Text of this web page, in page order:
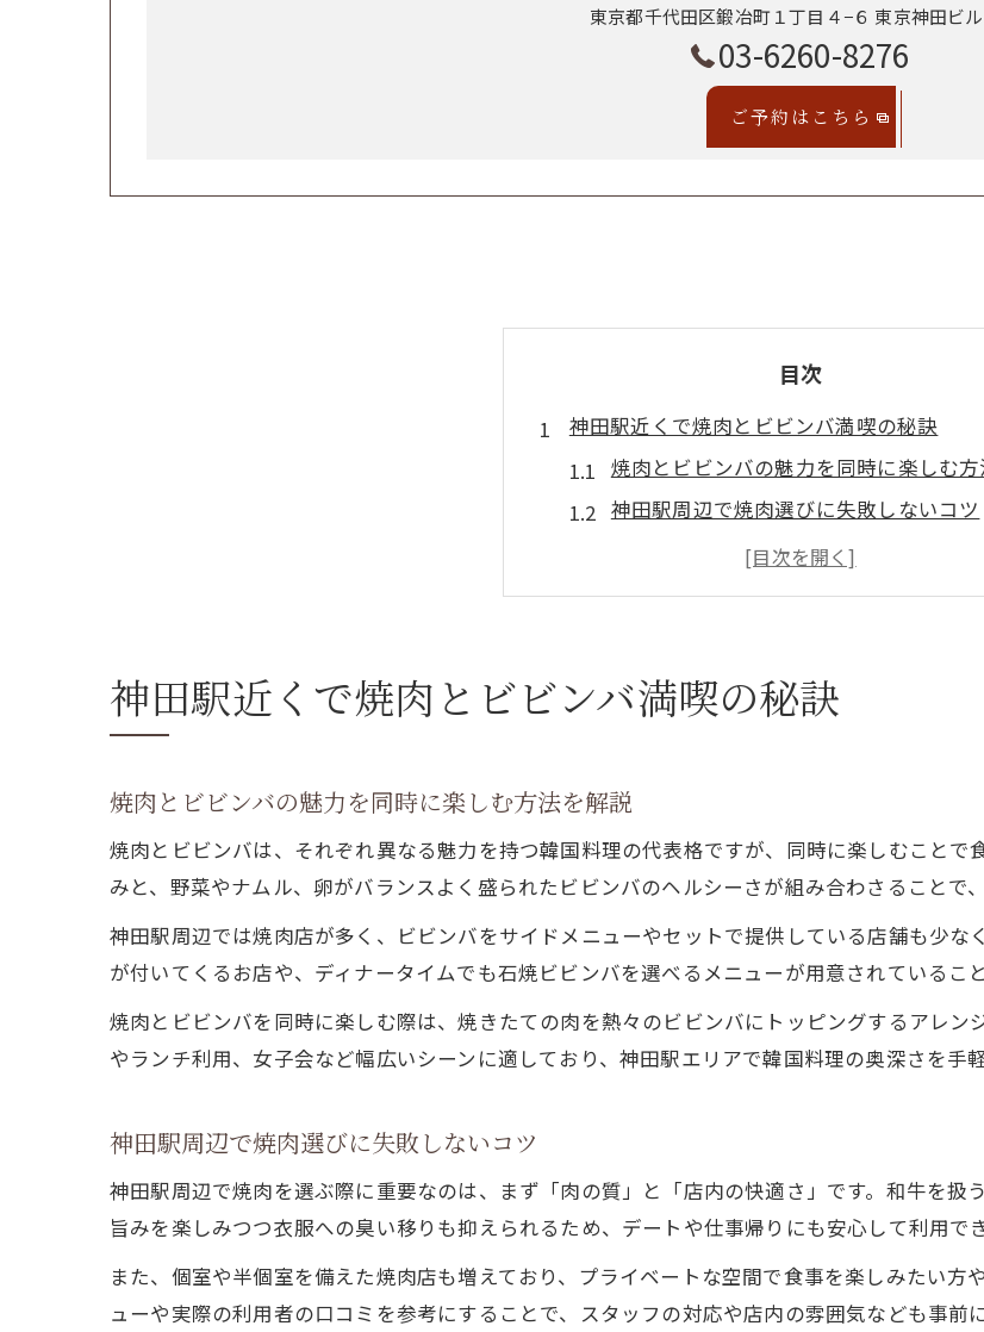
東京都千代田区鍛冶町１丁目４−６ 東京神田ビ
03-6260-8276
ご予約はこちら
目次
神田駅近くで焼肉とビビンバ満喫の秘訣
焼肉とビビンバの魅力を同時に楽しむ
神田駅周辺で焼肉選びに失敗しないコツ
ビビンバ付き焼肉で満足度を高めるポイ
焼肉店選びはアクセスと設備の快適さ
こだわり焼肉が誘う韓国料理の新体験
焼肉の本場感を味わえる韓国料理の奥深
神田駅で韓国料理と焼肉を同時に堪能す
焼肉通も納得の韓国料理アレンジレシ
焼肉の味を引き立てる韓国料理の組み
焼肉もビビンバも楽しむなら神田駅周辺へ
焼肉とビビンバを満喫できる店選びの
神田駅でランチもディナーも焼肉を堪能
焼肉ファン必見！神田駅のビビンバ事情
ランチもディナーも焼肉とビビンバで充実
焼肉ランチで手軽にビビンバを味わう
焼肉とビビンバが人気の秘密を徹底分析
神田駅近くで焼肉とビビンバ満喫の秘訣
焼肉とビビンバの魅力を同時に楽しむ方法を解説
焼肉とビビンバは、それぞれ異なる魅力を持つ韓国料理の代表格ですが、同時に楽しむことで
みと、野菜やナムル、卵がバランスよく盛られたビビンバのヘルシーさが組み合わさることで
神田駅周辺では焼肉店が多く、ビビンバをサイドメニューやセットで提供している店舗も少
が付いてくるお店や、ディナータイムでも石焼ビビンバを選べるメニューが用意されていること
焼肉とビビンバを同時に楽しむ際は、焼きたての肉を熱々のビビンバにトッピングするアレ
やランチ利用、女子会など幅広いシーンに適しており、神田駅エリアで韓国料理の奥深さを手
神田駅周辺で焼肉選びに失敗しないコツ
神田駅周辺で焼肉を選ぶ際に重要なのは、まず「肉の質」と「店内の快適さ」です。和牛を
旨みを楽しみつつ衣服への臭い移りも抑えられるため、デートや仕事帰りにも安心して利用でき
また、個室や半個室を備えた焼肉店も増えており、プライベートな空間で食事を楽しみたい
ューや実際の利用者の口コミを参考にすることで、スタッフの対応や店内の雰囲気なども事前